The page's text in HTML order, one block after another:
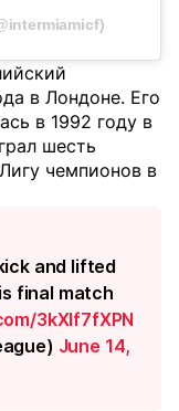
в Лондоне. Его
в 1992 году в
шесть
чемпионов в
and lifted
final match
3kXIf7fXPN
June 14,